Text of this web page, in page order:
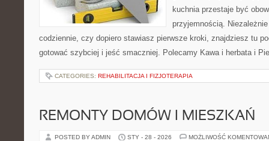
kuchnia przestaje być
przyjemnością.
codziennie, czy dopiero stawiasz pierwsze kroki, znajdziesz tu
gotować szybciej i jeść smaczniej. Polecamy Kawa i herbata i
CATEGORIES: REHABILITACJA I FIZJOTERAPIA
REMONTY DOMÓW I MIESZKAŃ
POSTED BY ADMIN STY - 28 - 2026 MOŻLIWOŚĆ